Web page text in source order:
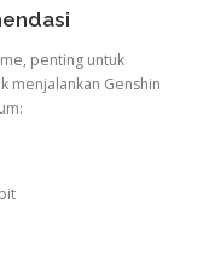
penting untuk
menjalankan Genshin